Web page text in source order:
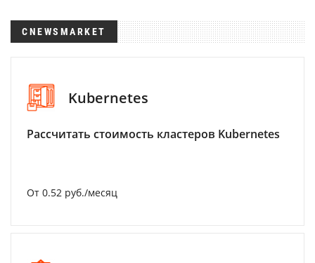
CNEWSMARKET
Kubernetes
Рассчитать стоимость кластеров Kubernetes
От 0.52 руб./месяц